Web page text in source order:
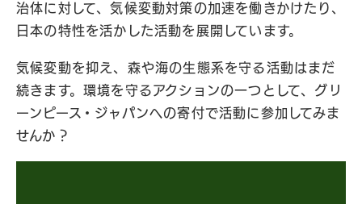
治体に対して、気候変動対策の加速を働きかけたり、
日本の特性を活かした活動を展開しています。
気候変動を抑え、森や海の生態系を守る活動はまだ
続きます。環境を守るアクションの一つとして、グリ
ーンピース・ジャパンへの寄付で活動に参加してみま
せんか？